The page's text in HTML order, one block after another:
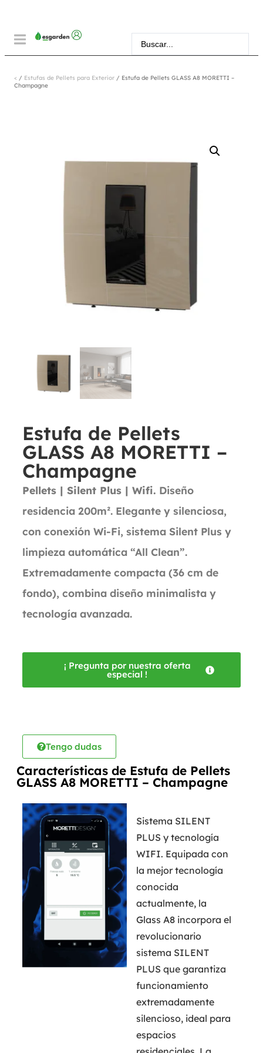
< / Estufas de Pellets para Exterior / Estufa de Pellets GLASS A8 MORETTI –
Champagne
Estufa de Pellets
GLASS A8 MORETTI –
Champagne
Pellets | Silent Plus | Wifi. Diseño
residencia 200m². Elegante y silenciosa,
con conexión Wi-Fi, sistema Silent Plus y
limpieza automática “All Clean”.
Extremadamente compacta (36 cm de
fondo), combina diseño minimalista y
tecnología avanzada.
¡ Pregunta por nuestra oferta
especial !
Tengo dudas
Características de Estufa de Pellets
GLASS A8 MORETTI – Champagne
Sistema SILENT
PLUS y tecnología
WIFI. Equipada con
la mejor tecnología
conocida
actualmente, la
Glass A8 incorpora el
revolucionario
sistema SILENT
PLUS que garantiza
funcionamiento
extremadamente
silencioso, ideal para
espacios